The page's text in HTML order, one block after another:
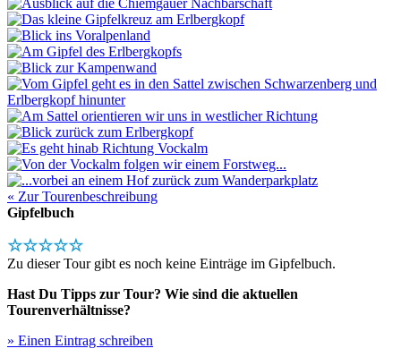
« Zur Tourenbeschreibung
Gipfelbuch
☆☆☆☆☆
Zu dieser Tour gibt es noch keine Einträge im Gipfelbuch.
Hast Du Tipps zur Tour? Wie sind die aktuellen
Tourenverhältnisse?
» Einen Eintrag schreiben